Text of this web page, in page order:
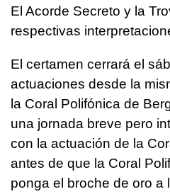
El Acorde Secreto y la
respectivas
El certamen cerrará el
actuaciones desde la
la Coral Polifónica de
una jornada breve pero
con la actuación de la
antes de que la Coral
ponga el broche de oro a